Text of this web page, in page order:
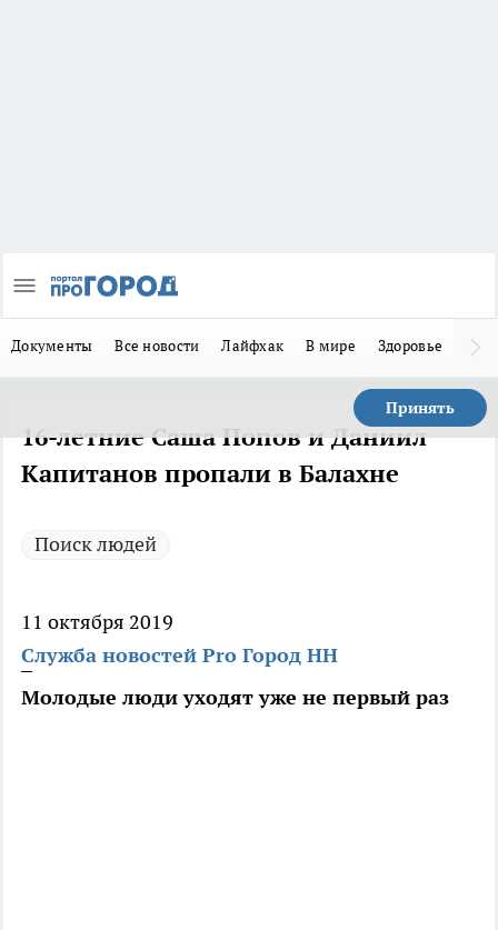
Документы Все новости Лайфхак В мире Здоровье
Принять
16-летние Саша Попов и Даниил
Капитанов пропали в Балахне
Поиск людей
11 октября 2019
Служба новостей Pro Город НН
Молодые люди уходят уже не первый раз